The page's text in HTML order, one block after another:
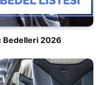
Bedelleri 2026